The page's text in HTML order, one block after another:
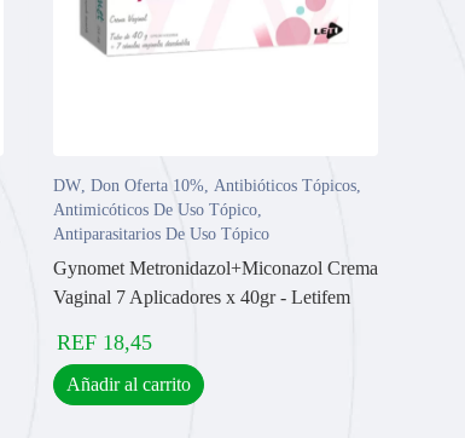
DW, Don Oferta 10%, Antibióticos Tópicos,
Antimicóticos De Uso Tópico,
Antiparasitarios De Uso Tópico
Gynomet Metronidazol+Miconazol Crema
Vaginal 7 Aplicadores x 40gr - Letifem
REF 18,45
Añadir al carrito